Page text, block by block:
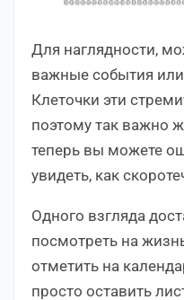
Для наглядности,
важные события
Клеточки эти
поэтому так важно
теперь вы можете
увидеть, как
Одного взгляда
посмотреть на
отметить на
просто оставить